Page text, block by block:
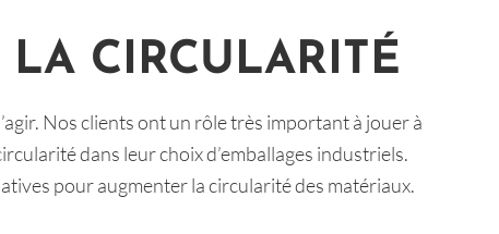
CIRCULARITÉ
Nos clients ont un rôle très important à jouer à
dans leur choix d’emballages industriels.
pour augmenter la circularité des matériaux.